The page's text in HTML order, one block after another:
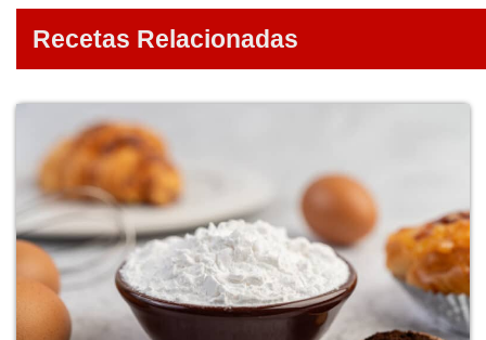
Recetas Relacionadas